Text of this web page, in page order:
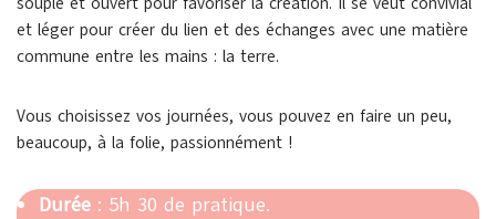
et léger pour créer du lien et des échanges avec une matière
commune entre les mains : la terre.
Vous choisissez vos journées, vous pouvez en faire un peu,
beaucoup, à la folie, passionnément !
Durée : 5h 30 de pratique.